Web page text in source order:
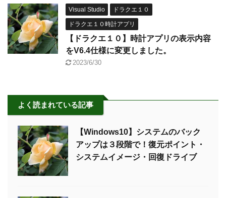
Visual Studio ドラクエ１０
ドラクエ１０時計アプリ
【ドラクエ１０】時計アプリの表示内容
をV6.4仕様に変更しました。
2023/6/30
よく読まれている記事
【Windows10】システムのバック
アップは３段階で！復元ポイント・
システムイメージ・回復ドライブ